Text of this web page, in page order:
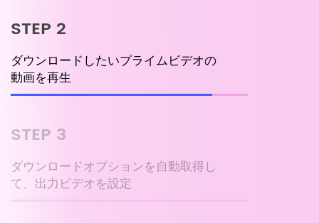
STEP 2
ダウンロードしたいプライムビデオの
動画を再生
STEP 3
ダウンロードオプションを自動取得し
て、出力ビデオを設定